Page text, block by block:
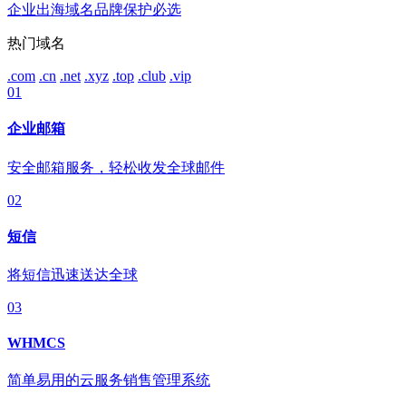
企业出海域名品牌保护必选
热门域名
.com .cn .net .xyz .top .club .vip
01
企业邮箱
安全邮箱服务，轻松收发全球邮件
02
短信
将短信迅速送达全球
03
WHMCS
简单易用的云服务销售管理系统